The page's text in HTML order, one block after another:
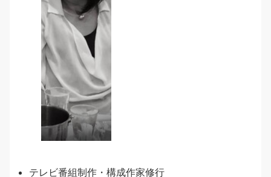
テレビ番組制作・構成作家修行